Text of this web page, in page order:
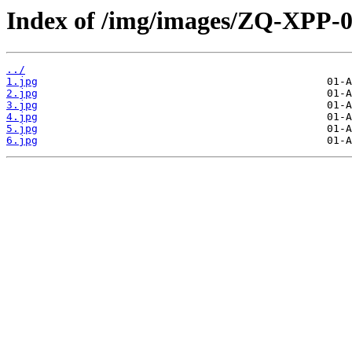
Index of /img/images/ZQ-XPP-
../
1.jpg
2.jpg
3.jpg
4.jpg
5.jpg
6.jpg